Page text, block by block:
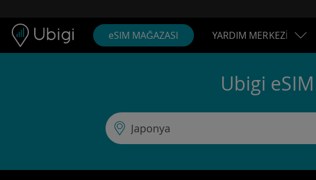
eSIM MAĞAZASI YARDIM MERKEZİ
Ubigi